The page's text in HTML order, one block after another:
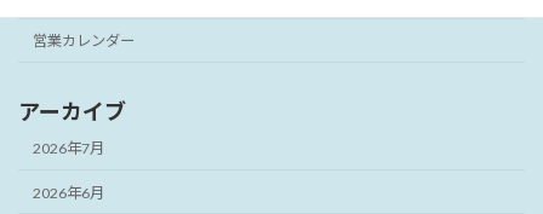
営業カレンダー
アーカイブ
2026年7月
2026年6月